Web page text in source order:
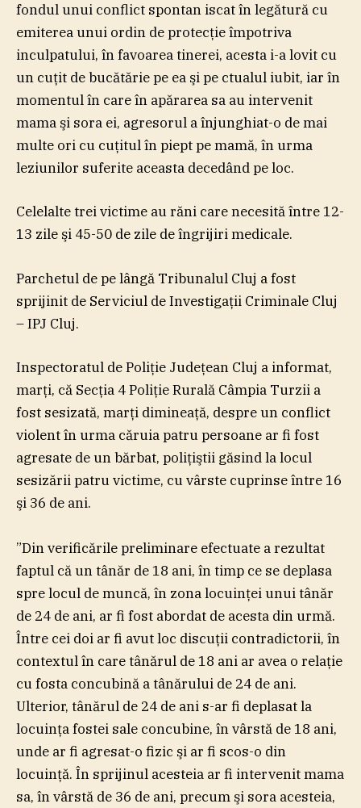
fondul unui conflict spontan iscat în legătură cu
emiterea unui ordin de protecţie împotriva
inculpatului, în favoarea tinerei, acesta i-a lovit cu
un cuţit de bucătărie pe ea şi pe ctualul iubit, iar în
momentul în care în apărarea sa au intervenit
mama şi sora ei, agresorul a înjunghiat-o de mai
multe ori cu cuţitul în piept pe mamă, în urma
leziunilor suferite aceasta decedând pe loc.
Celelalte trei victime au răni care necesită între 12-
13 zile şi 45-50 de zile de îngrijiri medicale.
Parchetul de pe lângă Tribunalul Cluj a fost
sprijinit de Serviciul de Investigaţii Criminale Cluj
– IPJ Cluj.
Inspectoratul de Poliţie Judeţean Cluj a informat,
marţi, că Secţia 4 Poliţie Rurală Câmpia Turzii a
fost sesizată, marţi dimineaţă, despre un conflict
violent în urma căruia patru persoane ar fi fost
agresate de un bărbat, poliţiştii găsind la locul
sesizării patru victime, cu vârste cuprinse între 16
şi 36 de ani.
”Din verificările preliminare efectuate a rezultat
faptul că un tânăr de 18 ani, în timp ce se deplasa
spre locul de muncă, în zona locuinţei unui tânăr
de 24 de ani, ar fi fost abordat de acesta din urmă.
Între cei doi ar fi avut loc discuţii contradictorii, în
contextul în care tânărul de 18 ani ar avea o relaţie
cu fosta concubină a tânărului de 24 de ani.
Ulterior, tânărul de 24 de ani s-ar fi deplasat la
locuinţa fostei sale concubine, în vârstă de 18 ani,
unde ar fi agresat-o fizic şi ar fi scos-o din
locuinţă. În sprijinul acesteia ar fi intervenit mama
sa, în vârstă de 36 de ani, precum şi sora acesteia,